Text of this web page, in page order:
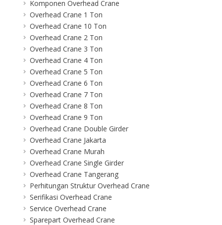
Komponen Overhead Crane
Overhead Crane 1 Ton
Overhead Crane 10 Ton
Overhead Crane 2 Ton
Overhead Crane 3 Ton
Overhead Crane 4 Ton
Overhead Crane 5 Ton
Overhead Crane 6 Ton
Overhead Crane 7 Ton
Overhead Crane 8 Ton
Overhead Crane 9 Ton
Overhead Crane Double Girder
Overhead Crane Jakarta
Overhead Crane Murah
Overhead Crane Single Girder
Overhead Crane Tangerang
Perhitungan Struktur Overhead Crane
Serifikasi Overhead Crane
Service Overhead Crane
Sparepart Overhead Crane